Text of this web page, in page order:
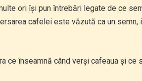
ori își pun întrebări legate de ce
cafelei este văzută ca un
ce înseamnă când verși cafeaua și